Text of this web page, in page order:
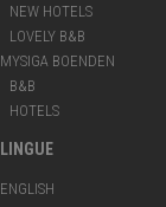
NEW HOTELS
LOVELY B&B
MYSIGA BOENDEN
B&B
HOTELS
LINGUE
ENGLISH